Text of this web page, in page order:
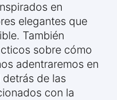
en
elegantes que
También
sobre cómo
adentraremos en
de las
con la